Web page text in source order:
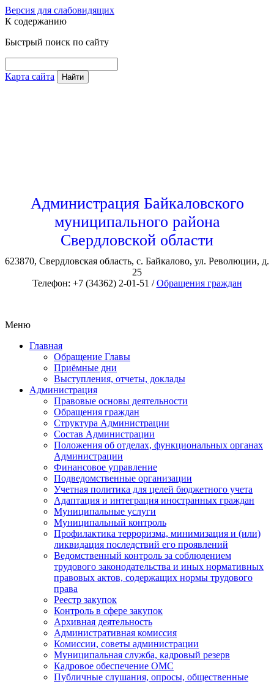
Версия для слабовидящих
К содержанию
Быстрый поиск по сайту
Карта сайта Найти
Администрация Байкаловского
муниципального района
Свердловской области
623870, Свердловская область, с. Байкалово, ул. Революции, д.
25
Телефон: +7 (34362) 2-01-51 /Обращения граждан
Меню
Главная
Обращение Главы
Приёмные дни
Выступления, отчеты, доклады
Администрация
Правовые основы деятельности
Обращения граждан
Структура Администрации
Состав Администрации
Положения об отделах, функциональных органах
Администрации
Финансовое управление
Подведомственные организации
Учетная политика для целей бюджетного учета
Адаптация и интеграция иностранных граждан
Муниципальные услуги
Муниципальный контроль
Профилактика терроризма, минимизация и (или)
ликвидация последствий его проявлений
Ведомственный контроль за соблюдением
трудового законодательства и иных нормативных
правовых актов, содержащих нормы трудового
права
Реестр закупок
Контроль в сфере закупок
Архивная деятельность
Административная комиссия
Комиссии, советы администрации
Муниципальная служба, кадровый резерв
Кадровое обеспечение ОМС
Публичные слушания, опросы, общественные